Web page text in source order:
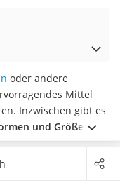
oder andere
Mittel
Inzwischen gibt es
und Größen
wie
raten